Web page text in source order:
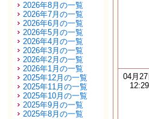
2026年8月の一覧
2026年7月の一覧
2026年6月の一覧
2026年5月の一覧
2026年4月の一覧
2026年3月の一覧
2026年2月の一覧
2026年1月の一覧
2025年12月の一覧
2025年11月の一覧
2025年10月の一覧
2025年9月の一覧
2025年8月の一覧
04月27
12:29